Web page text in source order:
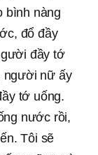
bình nàng
đổ đầy
đầy tớ
người nữ ấy
tớ uống.
nước rồi,
Tôi sẽ